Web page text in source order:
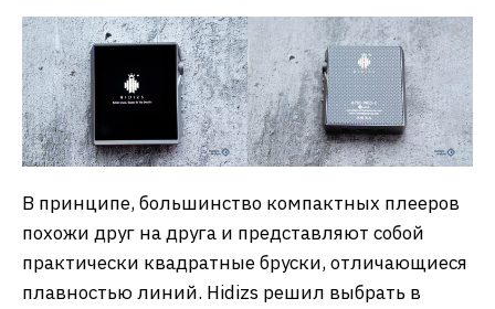
В принципе, большинство компактных плееров
похожи друг на друга и представляют собой
практически квадратные бруски, отличающиеся
плавностью линий. Hidizs решил выбрать в